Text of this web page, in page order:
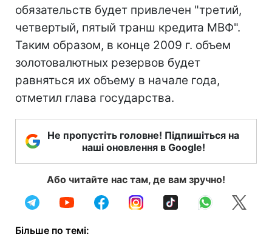
обязательств будет привлечен "третий,
четвертый, пятый транш кредита МВФ".
Таким образом, в конце 2009 г. объем
золотовалютных резервов будет
равняться их объему в начале года,
отметил глава государства.
Не пропустіть головне! Підпишіться на
наші оновлення в Google!
Або читайте нас там, де вам зручно!
Більше по темі: